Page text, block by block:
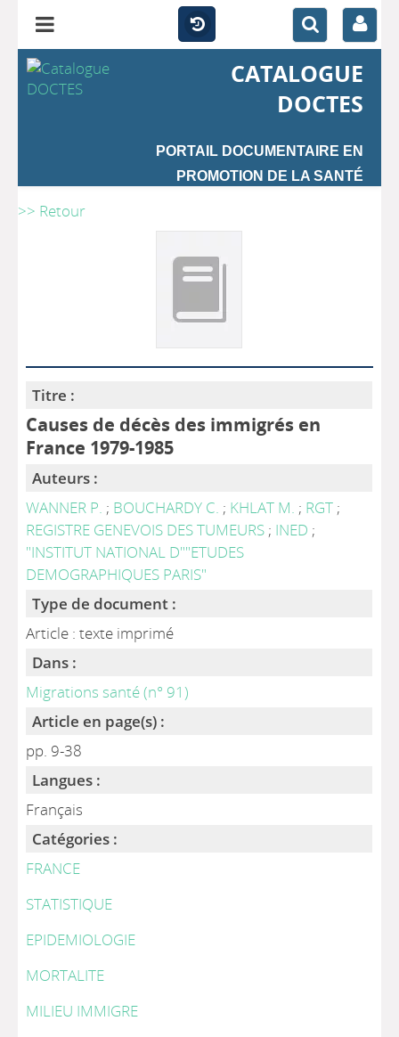
CATALOGUE
DOCTES
PORTAIL DOCUMENTAIRE EN
PROMOTION DE LA SANTÉ
>> Retour
Titre :
Causes de décès des immigrés en
France 1979-1985
Auteurs :
WANNER P. ; BOUCHARDY C. ; KHLAT M. ; RGT ;
REGISTRE GENEVOIS DES TUMEURS ; INED ;
"INSTITUT NATIONAL D""ETUDES
DEMOGRAPHIQUES PARIS"
Type de document :
Article : texte imprimé
Dans :
Migrations santé (n° 91)
Article en page(s) :
pp. 9-38
Langues :
Français
Catégories :
FRANCE
STATISTIQUE
EPIDEMIOLOGIE
MORTALITE
MILIEU IMMIGRE